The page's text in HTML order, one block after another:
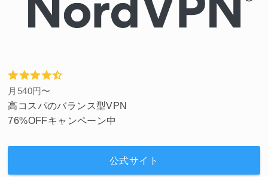
月540円〜
高コスパのバランス型VPN
76%OFFキャンペーン中
公式サイト